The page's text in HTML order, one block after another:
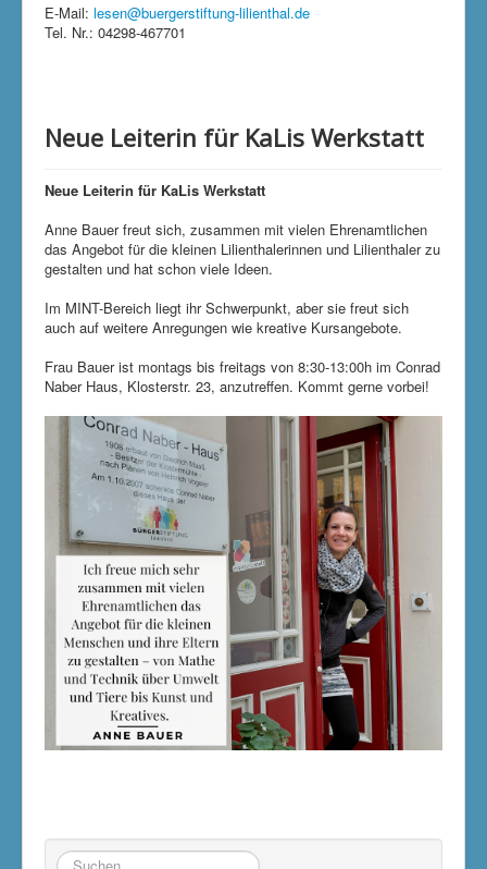
E-Mail: lesen@buergerstiftung-lilienthal.de
Tel. Nr.: 04298-467701
Neue Leiterin für KaLis Werkstatt
Neue Leiterin für KaLis Werkstatt
Anne Bauer freut sich, zusammen mit vielen Ehrenamtlichen
das Angebot für die kleinen Lilienthalerinnen und Lilienthaler zu
gestalten und hat schon viele Ideen.
Im MINT-Bereich liegt ihr Schwerpunkt, aber sie freut sich
auch auf weitere Anregungen wie kreative Kursangebote.
Frau Bauer ist montags bis freitags von 8:30-13:00h im Conrad
Naber Haus, Klosterstr. 23, anzutreffen. Kommt gerne vorbei!
Suchen